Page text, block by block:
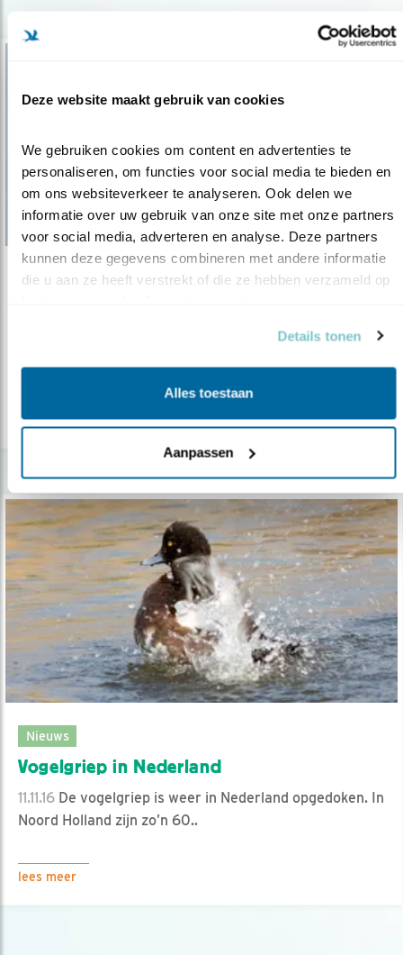
Deze website maakt gebruik van cookies
We gebruiken cookies om content en advertenties te
personaliseren, om functies voor social media te bieden en
om ons websiteverkeer te analyseren. Ook delen we
informatie over uw gebruik van onze site met onze partners
voor social media, adverteren en analyse. Deze partners
kunnen deze gegevens combineren met andere informatie
die u aan ze heeft verstrekt of die ze hebben verzameld op
Details tonen
Alles toestaan
Aanpassen
Nieuws
Vogelbescherming Nederland is verontrust dat
er geen goed onderzoek wordt g..
lees meer
Nieuws
Vogelgriep in Nederland
11.11.16 De vogelgriep is weer in Nederland opgedoken. In
Noord Holland zijn zo’n 60..
lees meer